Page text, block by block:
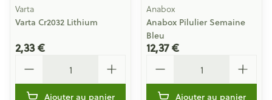
Varta
Varta Cr2032 Lithium
2,33 €
Ajouter au panier
Anabox
Anabox Pilulier Semaine
Bleu
12,37 €
Ajouter au panier